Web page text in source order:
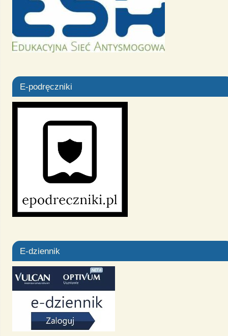
E-podręczniki
E-dziennik